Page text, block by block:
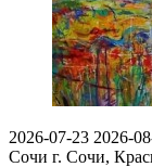
2026-07-23 2026-
Сочи г. Сочи,